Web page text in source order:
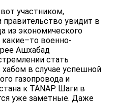
участником,
правительство увидит в
из экономического
какие–то военно-
Ашхабад
стать
в случае успешной
газопровода и
к TANAP. Шаги в
уже заметные. Даже